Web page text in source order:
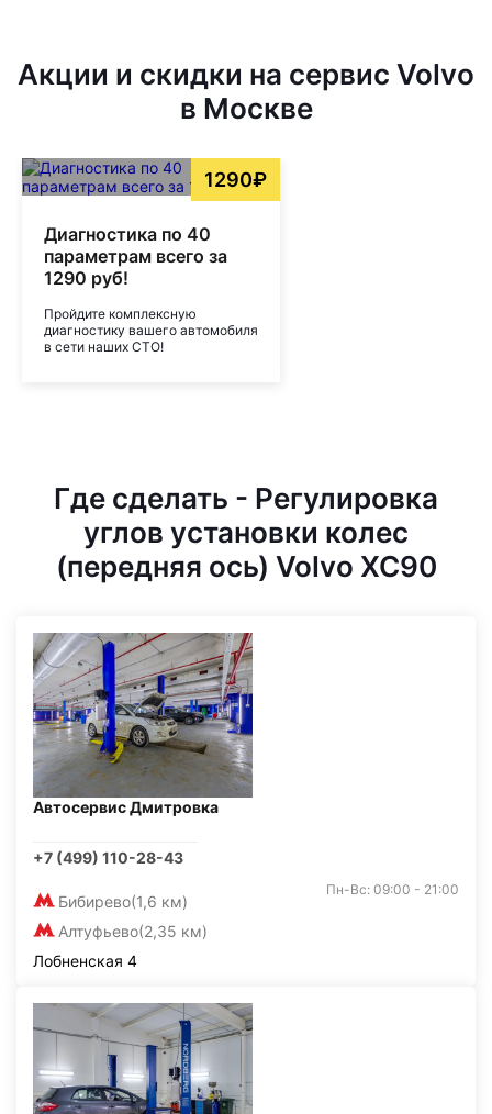
Акции и скидки на сервис Volvo
в Москве
1290₽
Диагностика по 40
параметрам всего за
1290 руб!
Пройдите комплексную
диагностику вашего автомобиля
в сети наших СТО!
Где сделать - Регулировка
углов установки колес
(передняя ось) Volvo XC90
Автосервис Дмитровка
+7 (499) 110-28-43
Бибирево(1,6 км)
Алтуфьево(2,35 км)
Пн-Вс: 09:00 - 21:00
Лобненская 4